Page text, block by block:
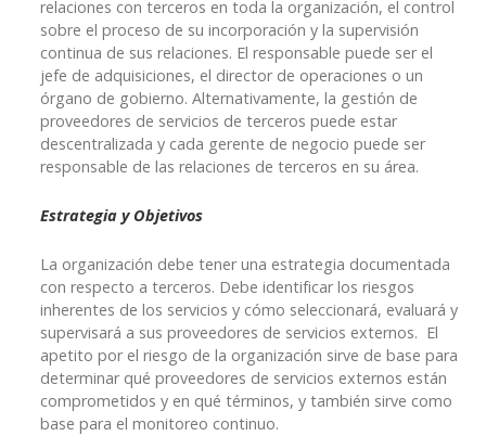
relaciones con terceros en toda la organización, el control
sobre el proceso de su incorporación y la supervisión
continua de sus relaciones. El responsable puede ser el
jefe de adquisiciones, el director de operaciones o un
órgano de gobierno. Alternativamente, la gestión de
proveedores de servicios de terceros puede estar
descentralizada y cada gerente de negocio puede ser
responsable de las relaciones de terceros en su área.
Estrategia y Objetivos
La organización debe tener una estrategia documentada
con respecto a terceros. Debe identificar los riesgos
inherentes de los servicios y cómo seleccionará, evaluará y
supervisará a sus proveedores de servicios externos. El
apetito por el riesgo de la organización sirve de base para
determinar qué proveedores de servicios externos están
comprometidos y en qué términos, y también sirve como
base para el monitoreo continuo.